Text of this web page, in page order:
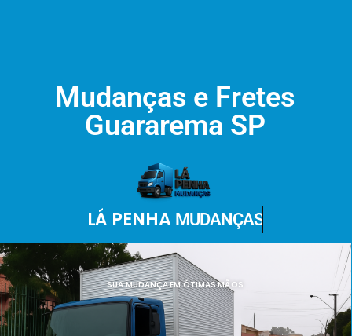
Mudanças e Fretes
Guararema SP
LÁ PENHA MUDANÇAS
SUA MUDANÇA EM ÓTIMAS MÃOS